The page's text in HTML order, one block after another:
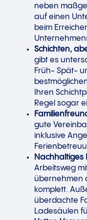
neben
auf einen
beim
Schichten,
gibt es
Früh- Spät-
Ihren
Regel sogar
gute
inklusive
Nachhaltiges
Arbeitsweg
übernehmen
komplett.
überdachte
Ladesäulen